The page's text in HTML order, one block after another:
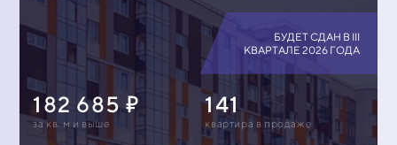
БУДЕТ СДАН В III
КВАРТАЛЕ 2026 ГОДА
182 685
за кв. м и выше
141
квартирa в продаже